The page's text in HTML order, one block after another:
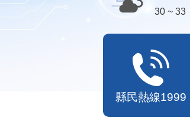
30 ~ 33
縣民熱線1999